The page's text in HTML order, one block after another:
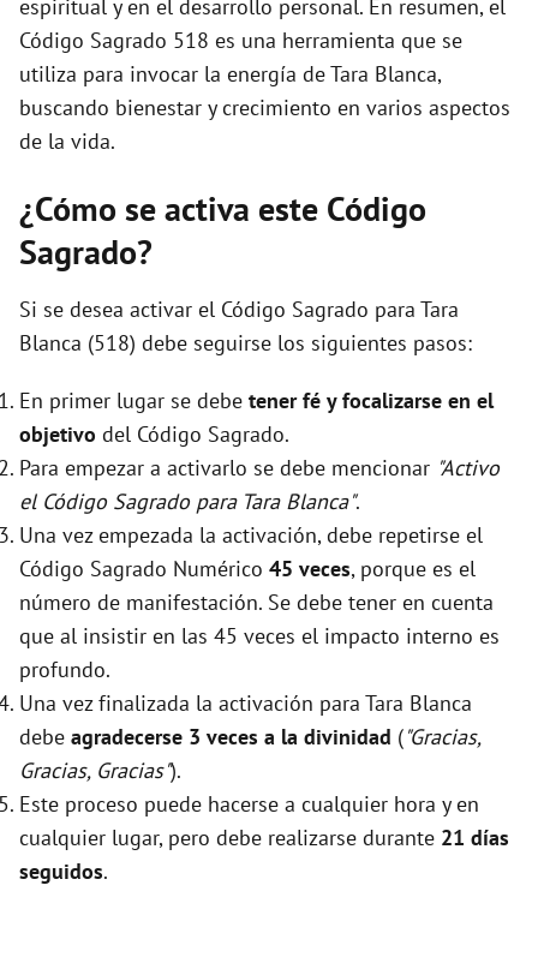
espiritual y en el desarrollo personal. En resumen, el
Código Sagrado 518 es una herramienta que se
utiliza para invocar la energía de Tara Blanca,
buscando bienestar y crecimiento en varios aspectos
de la vida.
¿Cómo se activa este Código
Sagrado?
Si se desea activar el Código Sagrado para Tara
Blanca (518) debe seguirse los siguientes pasos:
En primer lugar se debe tener fé y focalizarse en el
objetivo del Código Sagrado.
Para empezar a activarlo se debe mencionar "Activo
el Código Sagrado para Tara Blanca".
Una vez empezada la activación, debe repetirse el
Código Sagrado Numérico 45 veces, porque es el
número de manifestación. Se debe tener en cuenta
que al insistir en las 45 veces el impacto interno es
profundo.
Una vez finalizada la activación para Tara Blanca
debe agradecerse 3 veces a la divinidad ("Gracias,
Gracias, Gracias").
Este proceso puede hacerse a cualquier hora y en
cualquier lugar, pero debe realizarse durante 21 días
seguidos.